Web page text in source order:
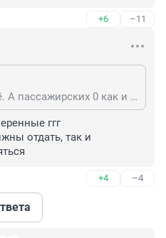
+6 –11
ггг сссрные штоли ещё. А пассажирских 0 как и было. Ну ври дальше ещё)))
ггг
отдать, так и
+4 –4